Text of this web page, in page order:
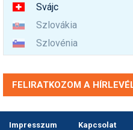
Svájc
Szlovákia
Szlovénia
FELIRATKOZOM A
Impresszum Kapcsolat